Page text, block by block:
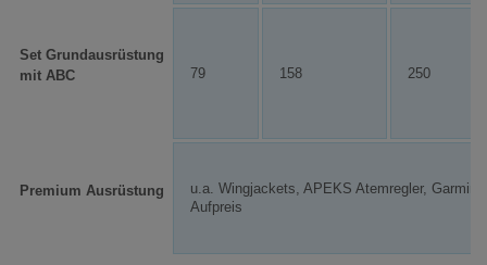
Set Grundausrüstung
mit ABC
79 158 250
Premium Ausrüstung
u.a. Wingjackets, APEKS Atemregler, Garmin
Aufpreis